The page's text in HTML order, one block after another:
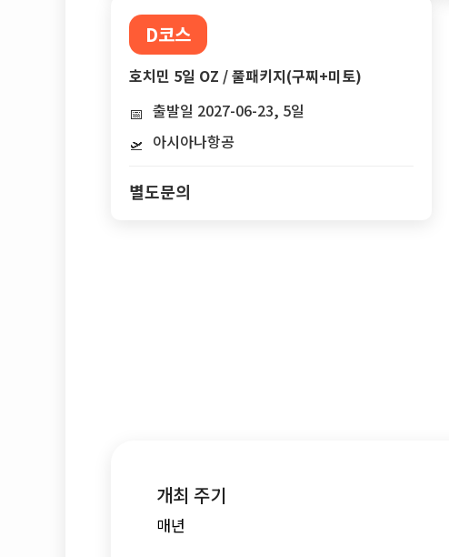
D코스
호치민 5일 OZ / 풀패키지(구찌+미토)
📅 출발일 2027-06-23, 5일
🛫 아시아나항공
별도문의
개최 주기
매년